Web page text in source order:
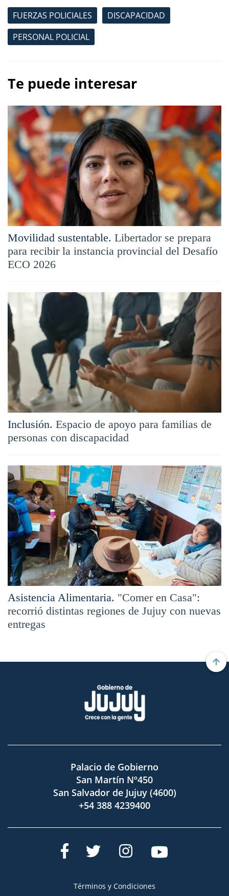
FUERZAS POLICIALES
DISCAPACIDAD
PERSONAL POLICIAL
Te puede interesar
Movilidad sustentable. Libertador se prepara
para recibir la instancia provincial del Desafío
ECO 2026
Inclusión. Espacio de apoyo para familias de
personas con discapacidad
Asistencia Alimentaria. "Comer en Casa":
recorrió distintas regiones de Jujuy con nuevas
entregas
Palacio de Gobierno
San Martín Nº450
San Salvador de Jujuy (4600)
+54 388 4239400
Términos y Condiciones